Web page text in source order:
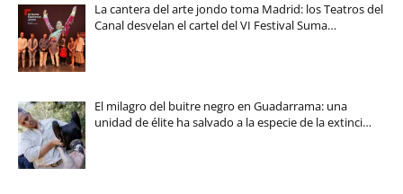
La cantera del arte jondo toma Madrid: los Teatros del
Canal desvelan el cartel del VI Festival Suma…
El milagro del buitre negro en Guadarrama: una
unidad de élite ha salvado a la especie de la extinci…